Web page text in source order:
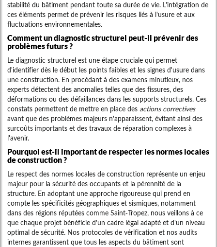
stabilité du bâtiment pendant toute sa durée de vie. L'intégration de
ces éléments permet de prévenir les risques liés à l'usure et aux
fluctuations environnementales.
Comment un diagnostic structurel peut-il prévenir des
problèmes futurs ?
Le diagnostic structurel est une étape cruciale qui permet
d'identifier dès le début les points faibles et les signes d'usure dans
une construction. En procédant à des examens minutieux, nos
experts détectent des anomalies telles que des fissures, des
déformations ou des défaillances dans les supports structurels. Ces
constats permettent de mettre en place des actions correctives
avant que des problèmes majeurs n'apparaissent, évitant ainsi des
surcoûts importants et des travaux de réparation complexes à
l'avenir.
Pourquoi est-il important de respecter les normes locales
de construction ?
Le respect des normes locales de construction représente un enjeu
majeur pour la sécurité des occupants et la pérennité de la
structure. En adoptant une approche rigoureuse qui prend en
compte les spécificités géographiques et sismiques, notamment
dans des régions réputées comme Saint-Tropez, nous veillons à ce
que chaque projet bénéficie d'un cadre légal adapté et d'un niveau
optimal de sécurité. Nos protocoles de vérification et nos audits
internes garantissent que tous les aspects du bâtiment sont